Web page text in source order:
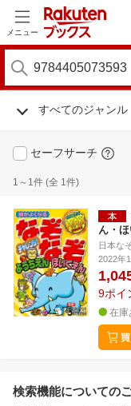
メニュー
すべてのジャンル
セーフサーチ
1～1件 (全 1件)
ん・
日本な
2022年
9ポイ
在庫
検索機能についての